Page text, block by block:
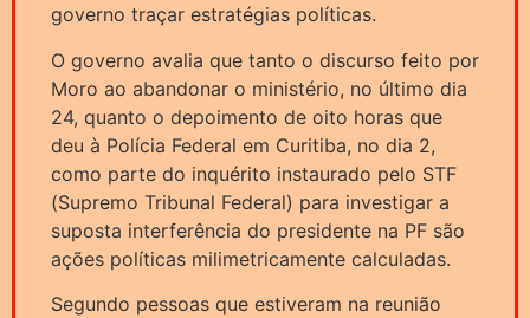
governo traçar estratégias políticas.
O governo avalia que tanto o discurso feito por
Moro ao abandonar o ministério, no último dia
24, quanto o depoimento de oito horas que
deu à Polícia Federal em Curitiba, no dia 2,
como parte do inquérito instaurado pelo STF
(Supremo Tribunal Federal) para investigar a
suposta interferência do presidente na PF são
ações políticas milimetricamente calculadas.
Segundo pessoas que estiveram na reunião